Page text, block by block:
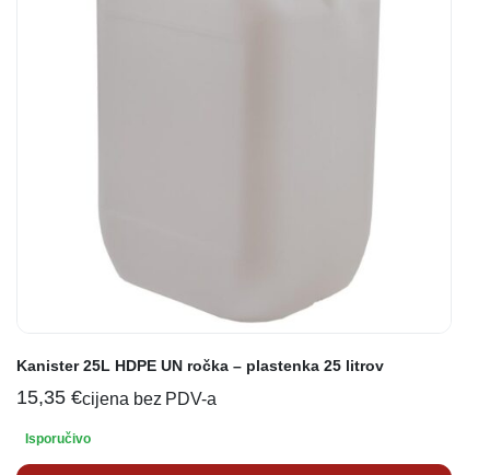
Kanister 25L HDPE UN ročka – plastenka 25 litrov
15,35 €cijena bez PDV-a
Isporučivo